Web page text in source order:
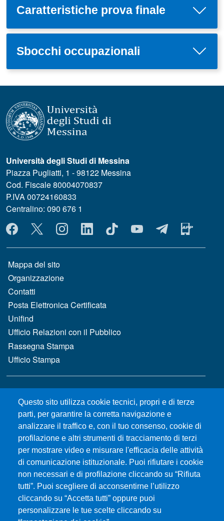
Caratteristiche prova finale
Sbocchi occupazionali
Questo sito utilizza cookie tecnici, propri e di terze
parti, per garantire la corretta navigazione e
analizzare il traffico e, con il tuo consenso, cookie di
profilazione e altri strumenti di tracciamento di terzi
per mostrare video e misurare l'efficacia delle attività
di comunicazione istituzionale. Puoi rifiutare i cookie
non necessari e di profilazione cliccando su “Rifiuta
tutti”. Puoi scegliere di acconsentirne l’utilizzo
cliccando su “Accetta tutti” oppure puoi
personalizzare le tue scelte cliccando su
Università degli Studi di Messina
Piazza Pugliatti, 1 - 98122 Messina
Cod. Fiscale 80004070837
P.IVA 00724160833
Centralino: 090 676 1
MENÙ SOCIAL
MENÙ FOOTER 1
Mappa del sito
Organizzazione
Contatti
Posta Elettronica Certificata
Unifind
Ufficio Relazioni con il Pubblico
Rassegna Stampa
Ufficio Stampa
MENÙ FOOTER 2
Bandi e concorsi
Gare d'appalto
Albo online
CIAM - Servizi Informatici
Brand Identity
Elenco siti tematici
Servizi per Disabilità e DSA
Sostieni Unime
Performance - trasparenza